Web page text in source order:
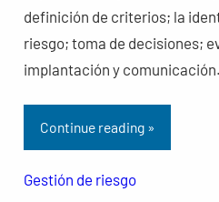
definición de criterios; la
riesgo; toma de decisiones;
implantación y comunicación.
Continue reading »
Gestión de riesgo